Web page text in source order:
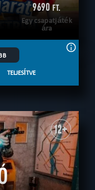
9690FT.
Egy csapatjáték
ára
TELJESÍTVE
12+